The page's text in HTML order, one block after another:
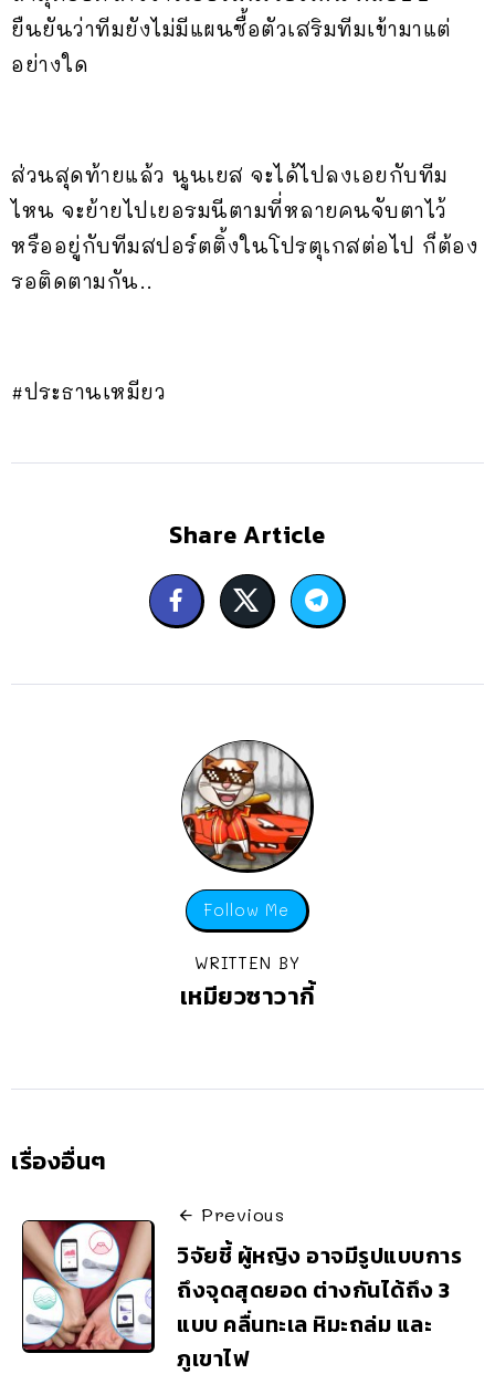
ยืนยันว่าทีมยังไม่มีแผนซื้อตัวเสริมทีมเข้ามาแต่
อย่างใด
ส่วนสุดท้ายแล้ว นูนเยส จะได้ไปลงเอยกับทีม
ไหน จะย้ายไปเยอรมนีตามที่หลายคนจับตาไว้
หรืออยู่กับทีมสปอร์ตติ้งในโปรตุเกสต่อไป ก็ต้อง
รอติดตามกัน..
#ประธานเหมียว
Share Article
Follow Me
WRITTEN BY
เหมียวซาวากี้
เรื่องอื่นๆ
Previous
วิจัยชี้ ผู้หญิง อาจมีรูปแบบการ
ถึงจุดสุดยอด ต่างกันได้ถึง 3
แบบ คลื่นทะเล หิมะถล่ม และ
ภูเขาไฟ